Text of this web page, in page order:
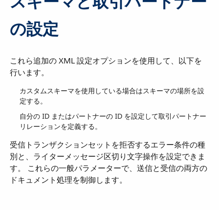
の設定
これら追加の XML 設定オプションを使用して、以下を
行います。
カスタムスキーマを使用している場合はスキーマの場所を設
定する。
自分の ID またはパートナーの ID を設定して取引パートナー
リレーションを定義する。
受信トランザクションセットを拒否するエラー条件の種
別と、ライターメッセージ区切り文字操作を設定できま
す。 これらの一般パラメーターで、送信と受信の両方の
ドキュメント処理を制御します。